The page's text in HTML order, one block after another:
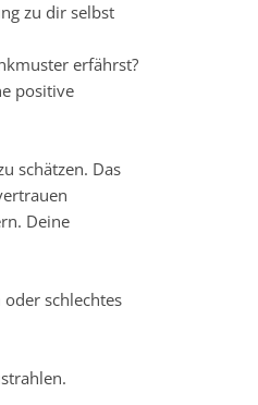
zu dir selbst
erfährst?
positive
schätzen. Das
Deine
schlechtes